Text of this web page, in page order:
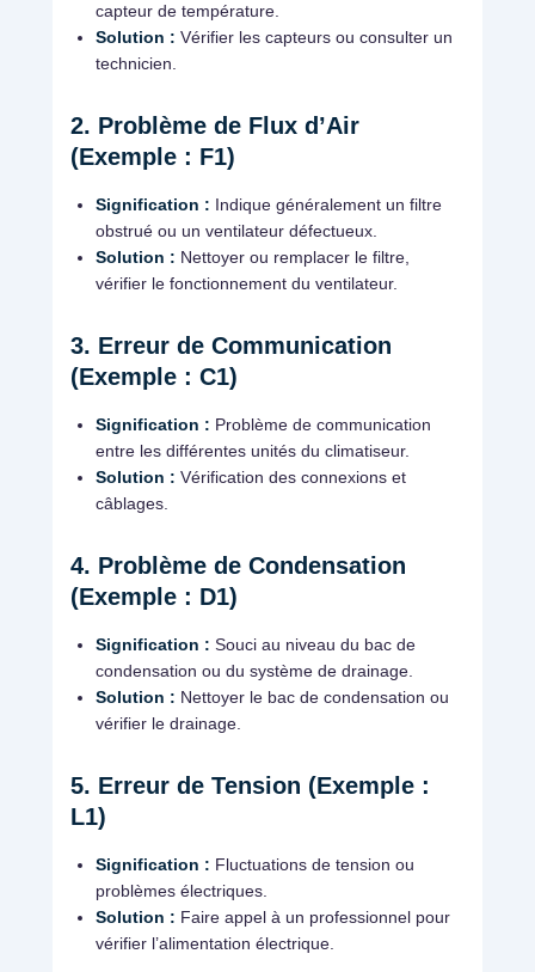
capteur de température.
Solution : Vérifier les capteurs ou consulter un
technicien.
2. Problème de Flux d’Air
(Exemple : F1)
Signification : Indique généralement un filtre
obstrué ou un ventilateur défectueux.
Solution : Nettoyer ou remplacer le filtre,
vérifier le fonctionnement du ventilateur.
3. Erreur de Communication
(Exemple : C1)
Signification : Problème de communication
entre les différentes unités du climatiseur.
Solution : Vérification des connexions et
câblages.
4. Problème de Condensation
(Exemple : D1)
Signification : Souci au niveau du bac de
condensation ou du système de drainage.
Solution : Nettoyer le bac de condensation ou
vérifier le drainage.
5. Erreur de Tension (Exemple :
L1)
Signification : Fluctuations de tension ou
problèmes électriques.
Solution : Faire appel à un professionnel pour
vérifier l’alimentation électrique.